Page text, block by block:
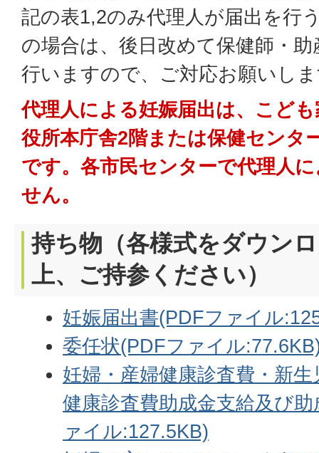
記の表1,2のみ代理人が届出を行
の場合は、後日改めて保健師・
行いますので、ご対応お願いし
代理人による妊娠届出は、こど
役所本庁舎2階または保健センタ
です。各市民センターで代理人
せん。
持ち物（各様式をダウン
上、ご持参ください）
妊娠届出書(PDFファイル
委任状(PDFファイル
妊婦・産婦健康診査費・新
健康診査費助成金支給及び
ァイル:127.5KB)